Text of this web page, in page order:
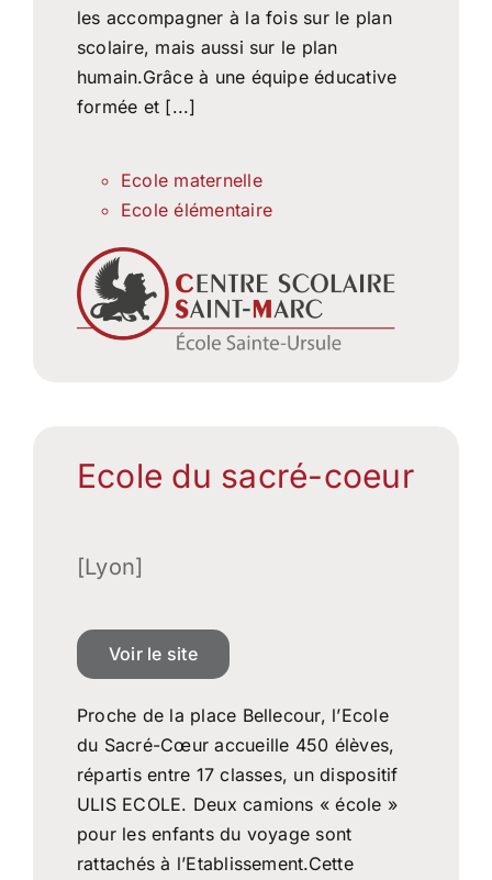
les accompagner à la fois sur le plan
scolaire, mais aussi sur le plan
humain.Grâce à une équipe éducative
formée et [...]
Ecole maternelle
Ecole élémentaire
Ecole du sacré-coeur
[Lyon]
Voir le site
Proche de la place Bellecour, l’Ecole
du Sacré-Cœur accueille 450 élèves,
répartis entre 17 classes, un dispositif
ULIS ECOLE. Deux camions « école »
pour les enfants du voyage sont
rattachés à l’Etablissement.Cette